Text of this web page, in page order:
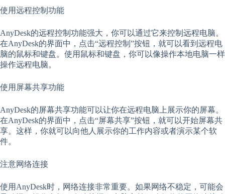
使用远程控制功能
AnyDesk的远程控制功能强大，你可以通过它来控制远程电脑。
在AnyDesk的界面中，点击“远程控制”按钮，就可以看到远程电
脑的鼠标和键盘。使用鼠标和键盘，你可以像操作本地电脑一样
操作远程电脑。
使用屏幕共享功能
AnyDesk的屏幕共享功能可以让你在远程电脑上展示你的屏幕。
在AnyDesk的界面中，点击“屏幕共享”按钮，就可以开始屏幕共
享。这样，你就可以向他人展示你的工作内容或者演示某个软
件。
注意网络连接
使用AnyDesk时，网络连接非常重要。如果网络不稳定，可能会